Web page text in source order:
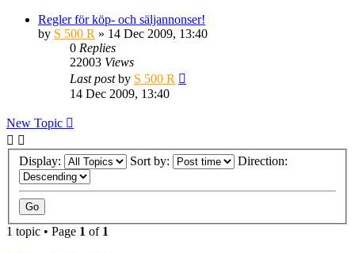
Regler för köp- och säljannonser!
by S 500 R » 14 Dec 2009, 13:40
0 Replies
22003 Views
Last postby S 500 R
14 Dec 2009, 13:40
New Topic
Display: Sort by: Direction:
1 topic • Page 1 of 1